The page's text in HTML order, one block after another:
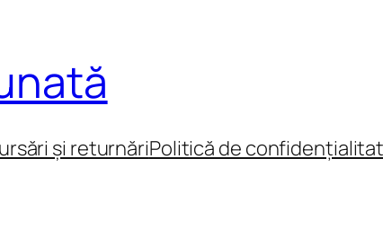
și returnăriPolitică de